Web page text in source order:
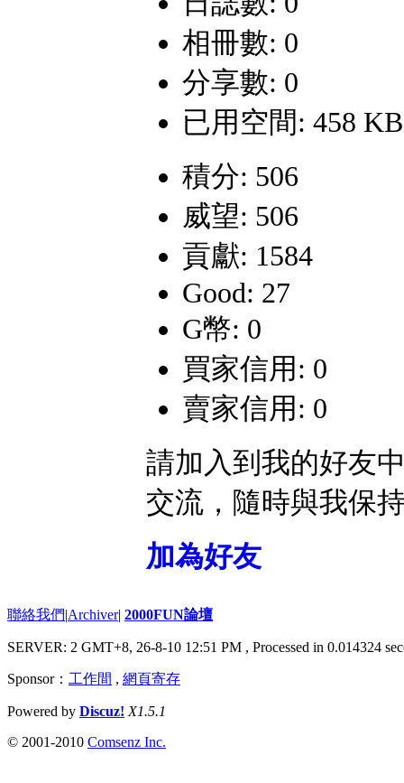
相冊數: 0
分享數: 0
已用空間: 458 KB
積分: 506
威望: 506
貢獻: 1584
Good: 27
G幣: 0
買家信用: 0
賣家信用: 0
請加入到我的好友
交流，隨時與我保
加為好友
聯絡我們|Archiver| 2000FUN論壇
SERVER: 2 GMT+8, 26-8-10 12:51 PM , Processed in 0.014324
Sponsor： 工作間 , 網頁寄存
Powered by Discuz! X1.5.1
© 2001-2010 Comsenz Inc.